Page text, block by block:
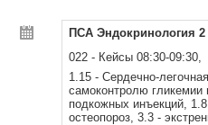
ПСА Эндокринология 2
022 - Кейсы 08:30-09:30,
1.15 - Сердечно-
самоконтролю гликемии
подкожных инъекций,
остеопороз, 3.3 -